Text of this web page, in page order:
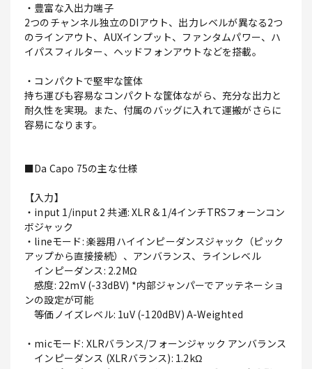
・豊富な入出力端子
2つのチャンネル独立のDIアウト、出力レベルが異なる2つ
のラインアウト、AUXインプット、ファンタムパワー、ハ
イパスフィルター、ヘッドフォンアウトなどを搭載。
・コンパクトで堅牢な筐体
持ち運びも容易なコンパクトな筐体ながら、充分な出力と
耐久性を実現。また、付属のバッグに入れて運搬がさらに
容易になります。
■Da Capo 75の主な仕様
【入力】
・input 1/input 2 共通: XLR & 1/4インチTRSフォーンコン
ボジャック
・lineモード: 楽器用ハイインピーダンスジャック（ピック
アップから直接接続）、アンバランス、ラインレベル
インピーダンス: 2.2MΩ
感度: 22mV (-33dBV) *内部ジャンパーでアッテネーショ
ンの設定が可能
等価ノイズレベル: 1uV (-120dBV) A-Weighted
・micモード: XLRバランス/フォーンジャック アンバランス
インピーダンス (XLRバランス): 1.2kΩ